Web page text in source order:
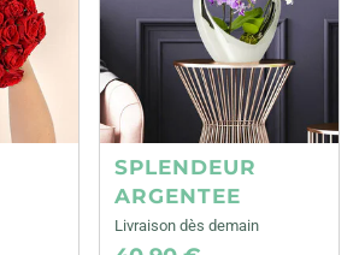
SPLENDEUR
ARGENTEE
Livraison dès demain